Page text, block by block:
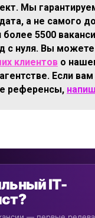
Мы
а не самого
5500
с нуля. Вы можете
клиентов о
Если
референсы,
IT-